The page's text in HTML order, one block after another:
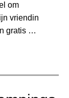
om
vriendin
gratis …